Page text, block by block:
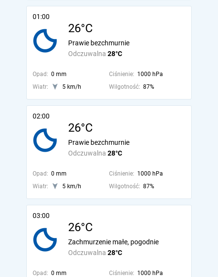
01:00
26°C
Odczuwalna 28°C
Prawie bezchmurnie
Opad: 0 mm Ciśnienie: 1000 hPa
Wiatr:
5 km/h Wilgotność: 87%
02:00
26°C
Odczuwalna 28°C
Prawie bezchmurnie
Opad: 0 mm Ciśnienie: 1000 hPa
Wiatr:
5 km/h Wilgotność: 87%
03:00
26°C
Odczuwalna 28°C
Zachmurzenie małe, pogodnie
Opad: 0 mm Ciśnienie: 1000 hPa